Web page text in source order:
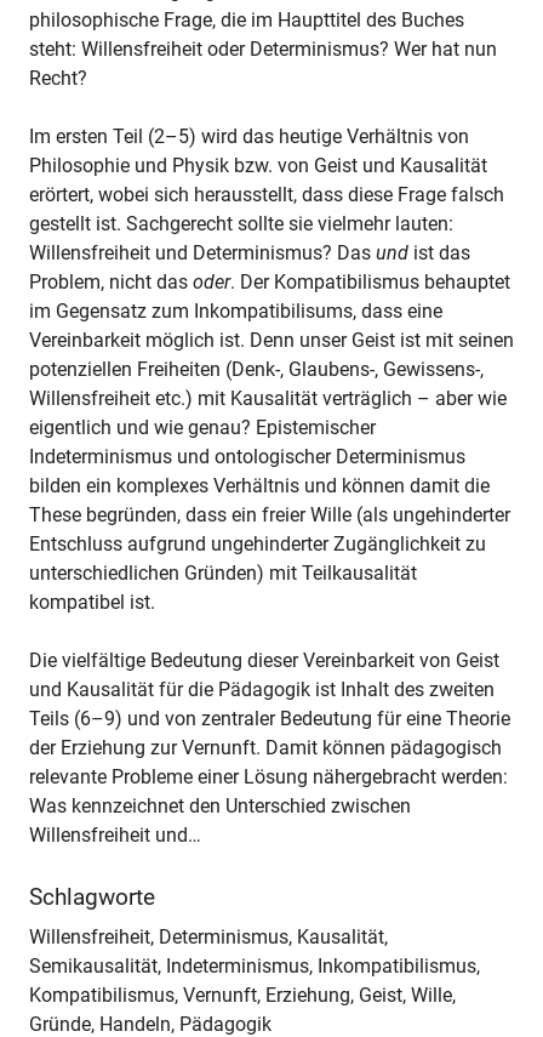
philosophische Frage, die im Haupttitel des Buches
steht: Willensfreiheit oder Determinismus? Wer hat nun
Recht?
Im ersten Teil (2–5) wird das heutige Verhältnis von
Philosophie und Physik bzw. von Geist und Kausalität
erörtert, wobei sich herausstellt, dass diese Frage falsch
gestellt ist. Sachgerecht sollte sie vielmehr lauten:
Willensfreiheit und Determinismus? Das und ist das
Problem, nicht das oder. Der Kompatibilismus behauptet
im Gegensatz zum Inkompatibilisums, dass eine
Vereinbarkeit möglich ist. Denn unser Geist ist mit seinen
potenziellen Freiheiten (Denk-, Glaubens-, Gewissens-,
Willensfreiheit etc.) mit Kausalität verträglich – aber wie
eigentlich und wie genau? Epistemischer
Indeterminismus und ontologischer Determinismus
bilden ein komplexes Verhältnis und können damit die
These begründen, dass ein freier Wille (als ungehinderter
Entschluss aufgrund ungehinderter Zugänglichkeit zu
unterschiedlichen Gründen) mit Teilkausalität
kompatibel ist.
Die vielfältige Bedeutung dieser Vereinbarkeit von Geist
und Kausalität für die Pädagogik ist Inhalt des zweiten
Teils (6–9) und von zentraler Bedeutung für eine Theorie
der Erziehung zur Vernunft. Damit können pädagogisch
relevante Probleme einer Lösung nähergebracht werden:
Was kennzeichnet den Unterschied zwischen
Willensfreiheit und…
Schlagworte
Willensfreiheit, Determinismus, Kausalität,
Semikausalität, Indeterminismus, Inkompatibilismus,
Kompatibilismus, Vernunft, Erziehung, Geist, Wille,
Gründe, Handeln, Pädagogik